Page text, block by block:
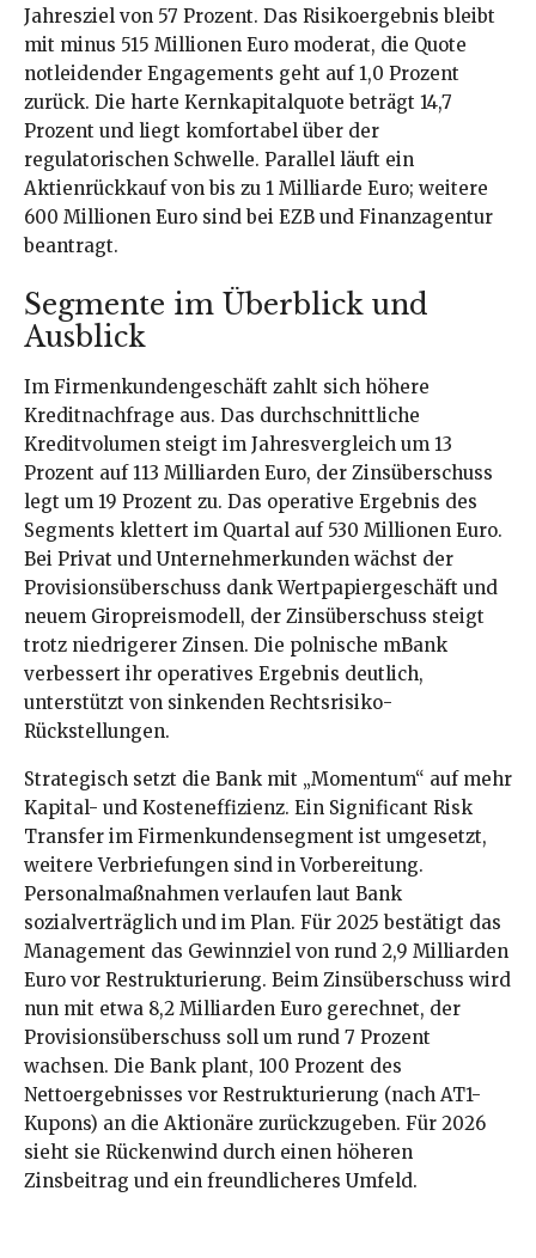
Jahresziel von 57 Prozent. Das Risikoergebnis bleibt
mit minus 515 Millionen Euro moderat, die Quote
notleidender Engagements geht auf 1,0 Prozent
zurück. Die harte Kernkapitalquote beträgt 14,7
Prozent und liegt komfortabel über der
regulatorischen Schwelle. Parallel läuft ein
Aktienrückkauf von bis zu 1 Milliarde Euro; weitere
600 Millionen Euro sind bei EZB und Finanzagentur
beantragt.
Segmente im Überblick und
Ausblick
Im Firmenkundengeschäft zahlt sich höhere
Kreditnachfrage aus. Das durchschnittliche
Kreditvolumen steigt im Jahresvergleich um 13
Prozent auf 113 Milliarden Euro, der Zinsüberschuss
legt um 19 Prozent zu. Das operative Ergebnis des
Segments klettert im Quartal auf 530 Millionen Euro.
Bei Privat und Unternehmerkunden wächst der
Provisionsüberschuss dank Wertpapiergeschäft und
neuem Giropreismodell, der Zinsüberschuss steigt
trotz niedrigerer Zinsen. Die polnische mBank
verbessert ihr operatives Ergebnis deutlich,
unterstützt von sinkenden Rechtsrisiko-
Rückstellungen.
Strategisch setzt die Bank mit „Momentum“ auf mehr
Kapital- und Kosteneffizienz. Ein Significant Risk
Transfer im Firmenkundensegment ist umgesetzt,
weitere Verbriefungen sind in Vorbereitung.
Personalmaßnahmen verlaufen laut Bank
sozialverträglich und im Plan. Für 2025 bestätigt das
Management das Gewinnziel von rund 2,9 Milliarden
Euro vor Restrukturierung. Beim Zinsüberschuss wird
nun mit etwa 8,2 Milliarden Euro gerechnet, der
Provisionsüberschuss soll um rund 7 Prozent
wachsen. Die Bank plant, 100 Prozent des
Nettoergebnisses vor Restrukturierung (nach AT1-
Kupons) an die Aktionäre zurückzugeben. Für 2026
sieht sie Rückenwind durch einen höheren
Zinsbeitrag und ein freundlicheres Umfeld.